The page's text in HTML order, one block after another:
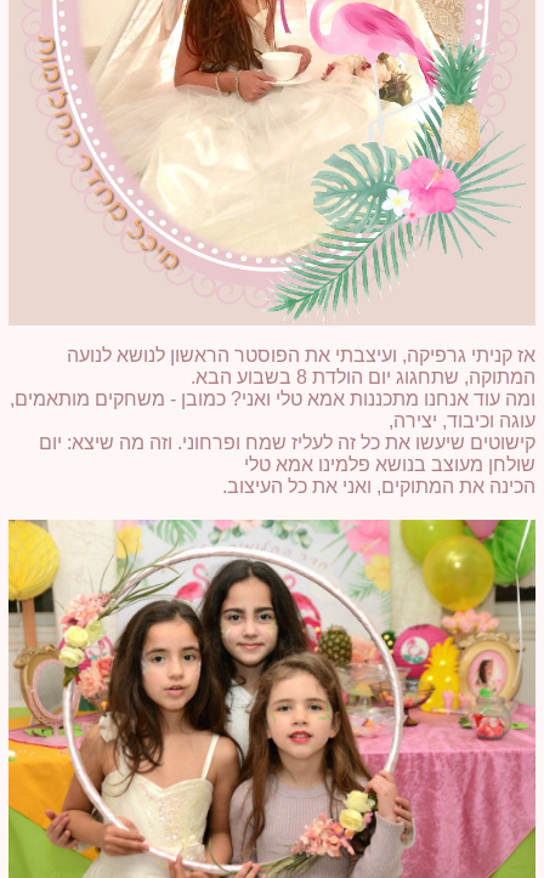
אז קניתי גרפיקה, ועיצבתי את הפוסטר הראשון לנושא לנועה
המתוקה, שתחגוג יום הולדת 8 בשבוע הבא.
ומה עוד אנחנו מתכננות אמא טלי ואני? כמובן - משחקים מותאמים,
עוגה וכיבוד, יצירה,
קישוטים שיעשו את כל זה לעליז שמח ופרחוני. וזה מה שיצא: יום
שולחן מעוצב בנושא פלמינו אמא טלי
הכינה את המתוקים, ואני את כל העיצוב.